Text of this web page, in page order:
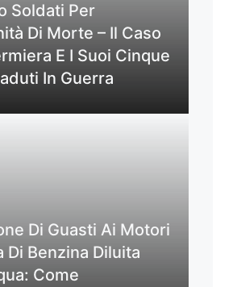
Soldati Per
Di Morte – Il Caso
E I Suoi Cinque
In Guerra
Di Guasti Ai Motori
Di Benzina Diluita
Come